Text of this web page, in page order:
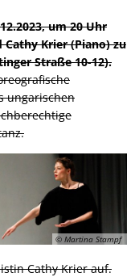
um 20 Uhr
Cathy Krier (Piano) zu
Straße 10-12).
ungarischen
© Martina Stampf
Cathy Krier auf.